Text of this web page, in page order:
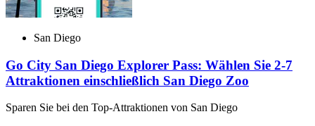
San Diego
Go City San Diego Explorer Pass: Wählen Sie 2-7
Attraktionen einschließlich San Diego Zoo
Sparen Sie bei den Top-Attraktionen von San Diego